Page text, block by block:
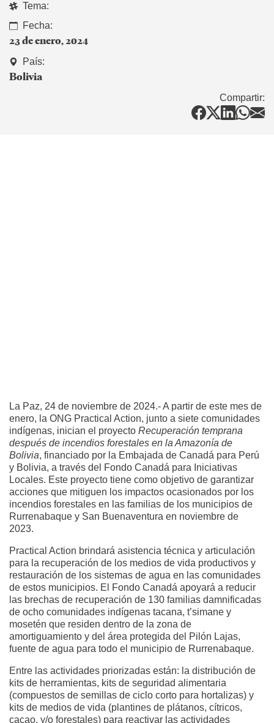
Tema:
Fecha:
23 de enero, 2024
País:
Bolivia
Compartir:
La Paz, 24 de noviembre de 2024.- A partir de este mes de
enero, la ONG Practical Action, junto a siete comunidades
indígenas, inician el proyecto Recuperación temprana
después de incendios forestales en la Amazonía de
Bolivia, financiado por la Embajada de Canadá para Perú
y Bolivia, a través del Fondo Canadá para Iniciativas
Locales. Este proyecto tiene como objetivo de garantizar
acciones que mitiguen los impactos ocasionados por los
incendios forestales en las familias de los municipios de
Rurrenabaque y San Buenaventura en noviembre de
2023.
Practical Action brindará asistencia técnica y articulación
para la recuperación de los medios de vida productivos y
restauración de los sistemas de agua en las comunidades
de estos municipios. El Fondo Canadá apoyará a reducir
las brechas de recuperación de 130 familias damnificadas
de ocho comunidades indígenas tacana, t’simane y
mosetén que residen dentro de la zona de
amortiguamiento y del área protegida del Pilón Lajas,
fuente de agua para todo el municipio de Rurrenabaque.
Entre las actividades priorizadas están: la distribución de
kits de herramientas, kits de seguridad alimentaria
(compuestos de semillas de ciclo corto para hortalizas) y
kits de medios de vida (plantines de plátanos, cítricos,
cacao, y/o forestales) para reactivar las actividades